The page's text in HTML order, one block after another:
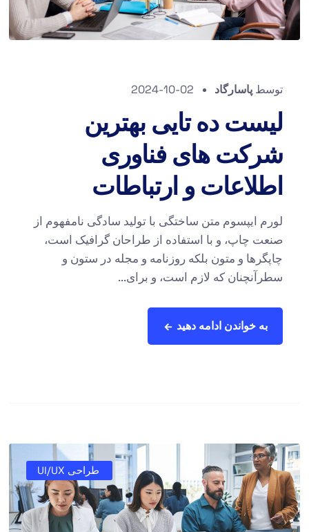
توسط پاسارگاد 2024-10-02
لیست ده تایی بهترین
شرکت های فناوری
اطلاعات و ارتباطات
لورم ایپسوم متن ساختگی با تولید سادگی نامفهوم از
صنعت چاپ، و با استفاده از طراحان گرافیک است،
چاپگرها و متون بلکه روزنامه و مجله در ستون و
سطرآنچنان که لازم است، و برای...
به خواندن ادامه دهید
طراحی UI/UX